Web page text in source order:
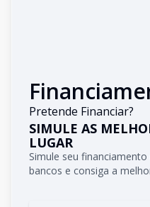
Pretende Financiar?
SIMULE AS
LUGAR
Simule seu
bancos e consiga a